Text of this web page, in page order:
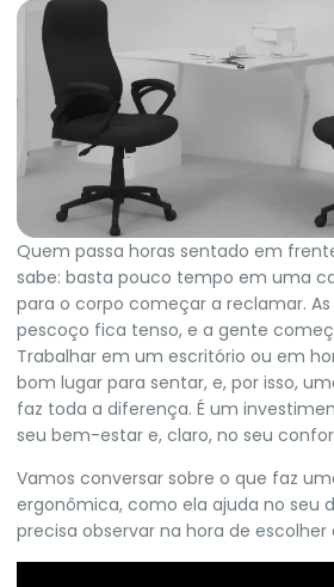
Quem passa horas sentado em
sabe: basta pouco tempo em uma
para o corpo começar a reclamar.
pescoço fica tenso, e a gente
Trabalhar em um escritório ou em
bom lugar para sentar, e, por isso,
faz toda a diferença. É um
seu bem-estar e, claro, no seu
Vamos conversar sobre o que faz
ergonômica, como ela ajuda no seu
precisa observar na hora de escolher